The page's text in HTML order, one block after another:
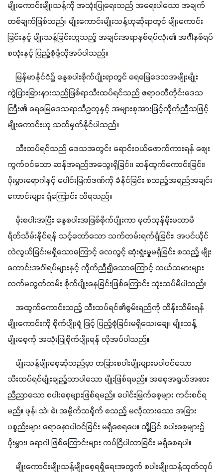
မျိုးကောင်းမျိုးသန့်ကို အသုံးပြုရေးသည် အရေးပါသော အချက်
တစ်ချက်ဖြစ်သည်။ မျိုးကောင်းမျိုးသန့်ဟုဆိုရာတွင် မျိုးကောင်း
ခြင်းနှင့် မျိုးသန့်ခြင်းဟူသည့် အချင်းအရာနှစ်ရပ်လုံး၏ အင်္ဂါနှစ်ရပ်
စလုံးနှင့် ပြည့်စုံဖို့လိုအပ်ပါသည်။
မြန်မာနိုင်ငံ၌ နွေစပါးစိုက်ပျိုးရာတွင် ရေမြေဒေသအမျိုးမျိုး
ကွဲပြားခြားနားသည်ဖြစ်ရာသီးထပ်ရင်သည် ဧရာဝတီတိုင်းဒေသ
ကြီး၏ ရေမြေဒေသရာသီဥတုနှင့် အများစုအားဖြင့်ကိုက်ညီသဖြင့်
မျိုးကောင်းဟု သတ်မှတ်နိုင်ပါသည်။
သီးထပ်ရင်သည် ဒေသအတွင်း ရောင်းဝယ်ဖောက်ကားရန် စျေး
ကွက်ဝင်သော ဆန်အရည်အသွေးရှိခြင်း၊ ဆန်ထွက်ကောင်းခြင်း၊
ပိုးမွှားရောဂါနှင့် ပေါင်းမြက်ဒဏ်ကို ခံနိုင်ခြင်း စသည့်အရည်အချင်း
ကောင်းများ ရှိကြောင်း သိရသည်။
မိုးစပါးအပြီး နွေစပါးအဖြစ်စိုက်ပျိုးကာ မုတ်သုန်မိုးမလာမီ
ရိတ်သိမ်းနိုင်ရန် သင့်တော်သော သက်တမ်းရက်ရှိခြင်း၊ အပင်ယိုင်
လဲလွယ်ခြင်းမရှိသောကြောင့် လေလွင့် ဆုံးရှုံးမှုမရှိခြင်း စသည့် မျိုး
ကောင်းအင်္ဂါရပ်များနှင့် ကိုက်ညီ၍သောကြောင့် လယ်သမားများ
လက်မလွတ်တမ်း စိုက်ပျိုးနေခြင်းဖြစ်ကြောင်း သုံးသပ်မိပါသည်။
အထွက်ကောင်းသည့် သီးထပ်ရင်၏စွမ်းရည်ကို ထိန်းသိမ်းရန်
မျိုးကောင်းကို စိုက်ပျိုးရုံံ ဖြင့် ပြည့်စုံခြင်းမရှိသေးချေ။ မျိုးသန့်
မျိုးစေ့ကို အသုံးပြုစိုက်ပျိုးရန် လိုအပ်ပါသည်။
မျိုးသန့်မျိုးစေ့ဆိုသည်မှာ တခြားစပါးမျိုးများမပါဝင်သော
သီးထပ်ရင်မျိုးချည့်သာပါသော မျိုးဖြစ်ရမည်။ အစေ့အရွယ်အစား
ညီညာသော စပါးစေ့များဖြစ်ရမည်။ ပေါင်းမြက်စေ့များ ကင်းစင်ရ
မည်။ ဖုန်၊ သဲ၊ ခဲ၊ အမှိုက်သရိုက် စသည့် မလိုလားသော အခြား
ပစ္စည်းများ ရောနှောပါဝင်ခြင်း မရှိစေရပေ။ ထို့ပြင် စပါးစေ့များ၌
ပိုးမွှား၊ ရောဂါ ဖြစ်ကြောင်းများ ကပ်ငြိပါလာခြင်း မရှိစေရပါ။
မျိုးကောင်းမျိုးသန့်မျိုးစေ့ရရှိရေးအတွက် စပါးမျိုးသန့်ထုတ်လုပ်